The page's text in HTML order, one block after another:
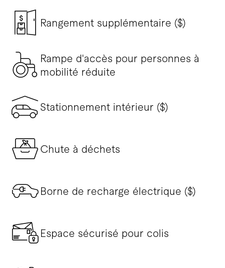
Rangement supplémentaire ($)
Rampe d'accès pour personnes à
mobilité réduite
Stationnement intérieur ($)
Chute à déchets
Borne de recharge électrique ($)
Espace sécurisé pour colis